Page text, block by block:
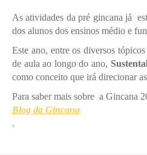
As atividades da pré gincana já
dos alunos dos ensinos médio e
Este ano, entre os diversos
de aula ao longo do ano,
como conceito que irá direcionar
Para saber mais sobre a Gincana
Blog da Gincana
.